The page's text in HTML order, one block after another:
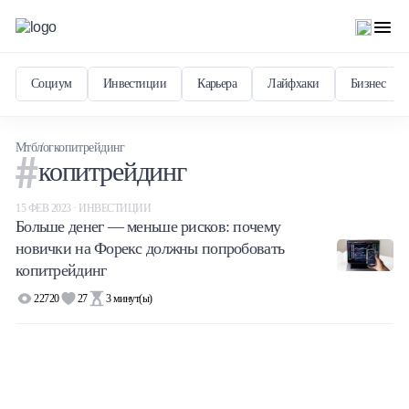
Социум Инвестиции Карьера Лайфхаки Бизнес
Мтблогкопитрейдинг
копитрейдинг
15 ФЕВ 2023 · ИНВЕСТИЦИИ
Больше денег — меньше рисков: почему
новички на Форекс должны попробовать
копитрейдинг
22720 27 3минут(ы)